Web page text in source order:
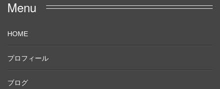
Menu
HOME
プロフィール
ブログ